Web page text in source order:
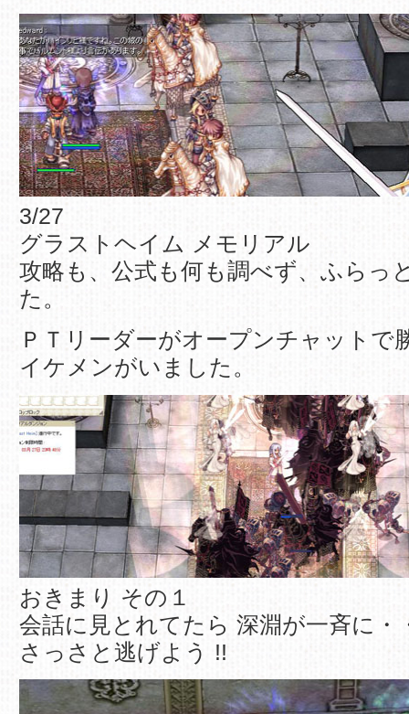
3/27
グラストヘイム メモリアル
攻略も、公式も何も調べず、ふらっ
た。
ＰＴリーダーがオープンチャットで
イケメンがいました。
おきまり その１
会話に見とれてたら 深淵が一斉に・
さっさと逃げよう !!